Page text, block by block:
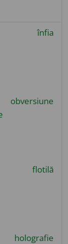
înfia
obversiune
flotilă
holografie